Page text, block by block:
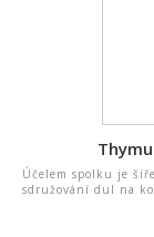
Účelem spolku je
sdružování dul na